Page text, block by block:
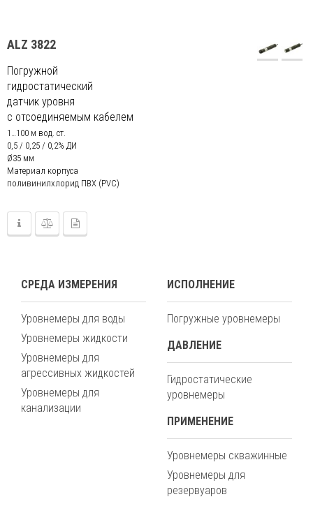
ALZ 3822
Погружной
гидростатический
датчик уровня
с отсоединяемым кабелем
1…100 м вод. ст.
0,5 / 0,25 / 0,2% ДИ
Ø35 мм
Материал корпуса
поливинилхлорид ПВХ (PVC)
СРЕДА ИЗМЕРЕНИЯ
Уровнемеры для воды
Уровнемеры жидкости
Уровнемеры для
агрессивных жидкостей
Уровнемеры для
канализации
ИСПОЛНЕНИЕ
Погружные уровнемеры
ДАВЛЕНИЕ
Гидростатические
уровнемеры
ПРИМЕНЕНИЕ
Уровнемеры скважинные
Уровнемеры для
резервуаров